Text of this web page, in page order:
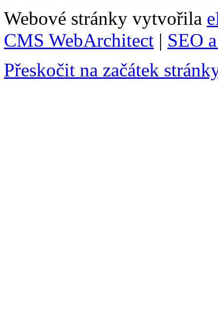
Webové stránky vytvořila
CMS WebArchitect | SEO
Přeskočit na začátek